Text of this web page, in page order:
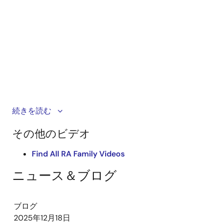
See how to use the scalable Renesas AI Kits to
develop your own solutions using Reality AI Tools or
続きを読む
その他のビデオ
Find All RA Family Videos
ニュース＆ブログ
ブログ
2025年12月18日